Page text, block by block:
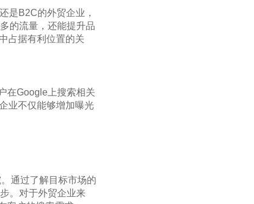
是B2C的外贸企业，
的流量，还能提升品
占据有利位置的关
在Google上搜索相关
业不仅能够增加曝光
通过了解目标市场的
。对于外贸企业来